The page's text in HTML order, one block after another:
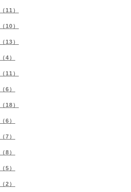
11）
10）
13）
4）
11）
6）
18）
6）
7）
8）
5）
2）